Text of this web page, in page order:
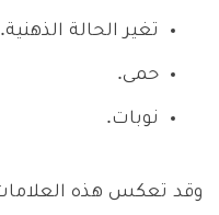
تغير الحالة الذهنية.
حمى.
نوبات.
وقد تعكس هذه